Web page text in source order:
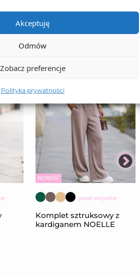
Akceptuję
Odmów
Zobacz preferencje
Polityka prywatności
NOWOŚĆ
pokaż wszystkie
Komplet sztruksowy z
kardiganem NOELLE